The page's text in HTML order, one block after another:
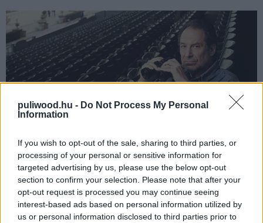
puliwood.hu - Do Not Process My Personal
Information
If you wish to opt-out of the sale, sharing to third parties, or
processing of your personal or sensitive information for
targeted advertising by us, please use the below opt-out
section to confirm your selection. Please note that after your
opt-out request is processed you may continue seeing
interest-based ads based on personal information utilized by
us or personal information disclosed to third parties prior to
Az HBO egyik koronaékszerének tartott sorozat
harmadik évadjának premierjéről értelemszerűen még
nincsen hír, de bízunk abban, hogy jövőre már nézhetjük -
csak el ne kapkodják a dolgokat.